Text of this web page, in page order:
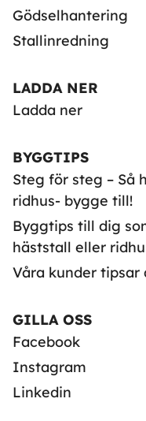
Gödselhantering
Stallinredning
LADDA NER
Ladda ner
BYGGTIPS
Steg för steg – Så
ridhus- bygge till!
Byggtips till dig
häststall eller
Våra kunder tipsar
GILLA OSS
Facebook
Instagram
Linkedin